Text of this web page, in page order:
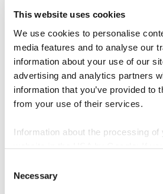
This website uses cookies
We use cookies to personalise
media features and to analyse our
information about your use of our
advertising and analytics partners
information that you’ve provided to
from your use of their services.
Information about the processing
data being processed in the USA.
European Union (ECJ) has stated
Selection
Necessary
Nickel (Ni)
Zink (Zn)
Kobalt (Co)
unlösliche Alkalirückstände
Optik